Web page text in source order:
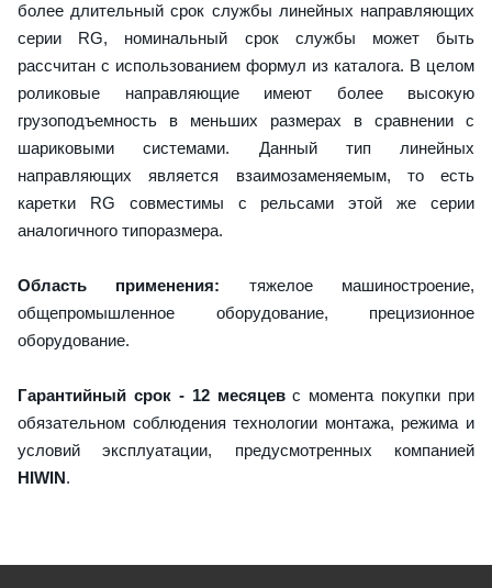
более длительный срок службы линейных направляющих
серии RG, номинальный срок службы может быть
рассчитан с использованием формул из каталога. В целом
роликовые направляющие имеют более высокую
грузоподъемность в меньших размерах в сравнении с
шариковыми системами. Данный тип линейных
направляющих является взаимозаменяемым, то есть
каретки RG совместимы с рельсами этой же серии
аналогичного типоразмера.
Область применения: тяжелое машиностроение,
общепромышленное оборудование, прецизионное
оборудование.
Гарантийный срок - 12 месяцевс момента покупки при
обязательном соблюдения технологии монтажа, режима и
условий эксплуатации, предусмотренных компанией
HIWIN.